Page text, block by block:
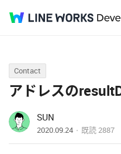
Q&A
Contact
アドレスの
SUN
2020.09.24 既読2887